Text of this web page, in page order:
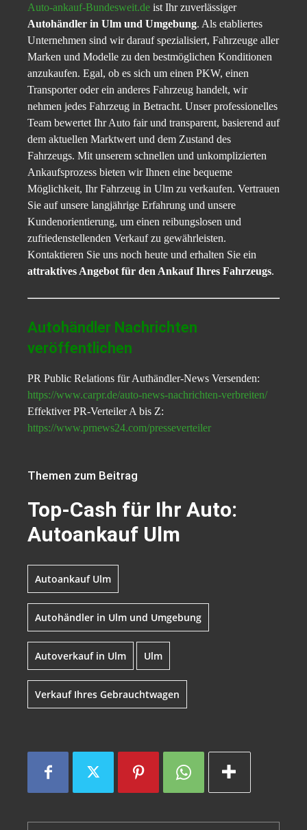
Auto-ankauf-Bundesweit.de ist Ihr zuverlässiger
Autohändler in Ulm und Umgebung. Als etabliertes
Unternehmen sind wir darauf spezialisiert, Fahrzeuge aller
Marken und Modelle zu den bestmöglichen Konditionen
anzukaufen. Egal, ob es sich um einen PKW, einen
Transporter oder ein anderes Fahrzeug handelt, wir
nehmen jedes Fahrzeug in Betracht. Unser professionelles
Team bewertet Ihr Auto fair und transparent, basierend auf
dem aktuellen Marktwert und dem Zustand des
Fahrzeugs. Mit unserem schnellen und unkomplizierten
Ankaufsprozess bieten wir Ihnen eine bequeme
Möglichkeit, Ihr Fahrzeug in Ulm zu verkaufen. Vertrauen
Sie auf unsere langjährige Erfahrung und unsere
Kundenorientierung, um einen reibungslosen und
zufriedenstellenden Verkauf zu gewährleisten.
Kontaktieren Sie uns noch heute und erhalten Sie ein
attraktives Angebot für den Ankauf Ihres Fahrzeugs.
Autohändler Nachrichten
veröffentlichen
PR Public Relations für Authändler-News Versenden:
https://www.carpr.de/auto-news-nachrichten-verbreiten/
Effektiver PR-Verteiler A bis Z:
https://www.prnews24.com/presseverteiler
Themen zum Beitrag
Top-Cash für Ihr Auto:
Autoankauf Ulm
Autoankauf Ulm
Autohändler in Ulm und Umgebung
Autoverkauf in Ulm Ulm
Verkauf Ihres Gebrauchtwagen